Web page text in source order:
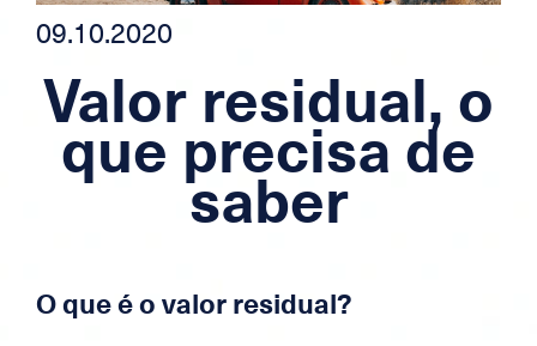
09.10.2020
Valor residual, o
que precisa de
saber
O que é o valor residual?
Crédito para independente
Hipoteca
Crédito para os trabalhadores
fronteiriços
Zek